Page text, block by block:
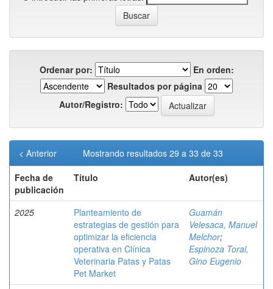
Ordenar por:
En orden:
Resultados por página
Autor/Registro:
Mostrando resultados 29 a 33 de 33
< Anterior
Fecha de
publicación
Título Autor(es)
2025
Planteamiento de
estrategias de gestión para
optimizar la eficiencia
operativa en Clínica
Veterinaria Patas y Patas
Pet Market
Guamán
Velesaca, Manuel
Melchor;
Espinoza Toral,
Gino Eugenio